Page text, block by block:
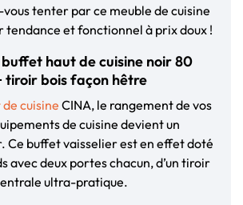
tenter par ce meuble de cuisine
tendance et fonctionnel à prix doux !
haut de cuisine noir 80
tiroir bois façon hêtre
cuisine CINA, le rangement de vos
de cuisine devient un
Ce buffet vaisselier est en effet doté
avec deux portes chacun, d’un tiroir
ultra-pratique.